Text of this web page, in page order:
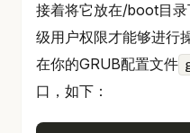
接着将它放在/boot目
级用户权限才能够进行
在你的GRUB配置文件
口，如下：